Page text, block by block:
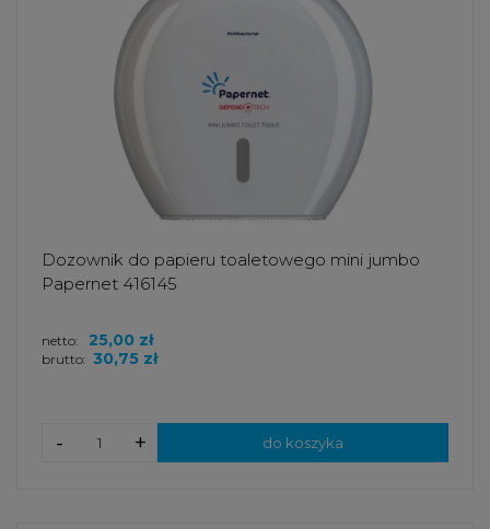
Dozownik do papieru toaletowego mini jumbo
Papernet 416145
brutto: 30,75 zł
netto: 25,00 zł
+
- do koszyka